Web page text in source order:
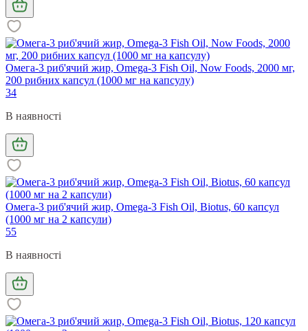
Омега-3 риб'ячий жир, Omega-3 Fish Oil, Now Foods, 2000 мг,
200 рибних капсул (1000 мг на капсулу)
34
В наявності
Омега-3 риб'ячий жир, Omega-3 Fish Oil, Biotus, 60 капсул
(1000 мг на 2 капсули)
55
В наявності